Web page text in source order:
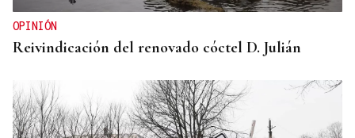
OPINIÓN
Reivindicación del renovado cóctel D. Julián